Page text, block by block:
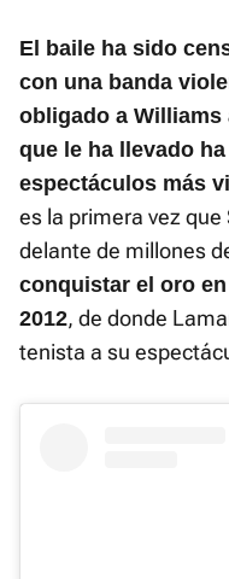
El baile ha sido
con una banda
obligado a
que le ha llevado
espectáculos más
es la primera vez
delante de millones
conquistar el oro
2012, de donde
tenista a su